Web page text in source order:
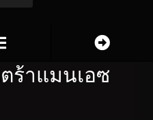
ร้าแมนเอซ